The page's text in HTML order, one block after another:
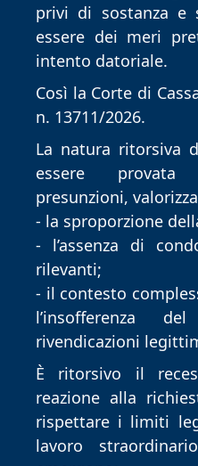
privi di sostanza e
essere dei meri
intento datoriale.
Così la Corte di
n. 13711/2026.
La natura ritorsiva
essere provata
presunzioni,
- la sproporzione
- l’assenza di
rilevanti;
- il contesto
l’insofferenza
rivendicazioni
È ritorsivo il
reazione alla
rispettare i limiti
lavoro